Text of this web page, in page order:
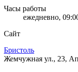
Часы работы
ежедневно,
Сайт
Бристоль
Жемчужная ул., 23,